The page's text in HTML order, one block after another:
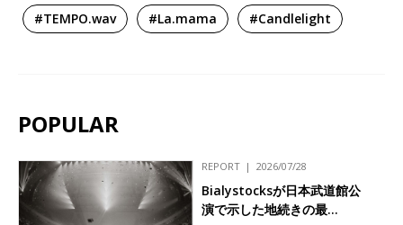
#TEMPO.wav #La.mama #Candlelight
POPULAR
REPORT 2026/07/28
Bialystocksが日本武道館公
演で示した地続きの最…